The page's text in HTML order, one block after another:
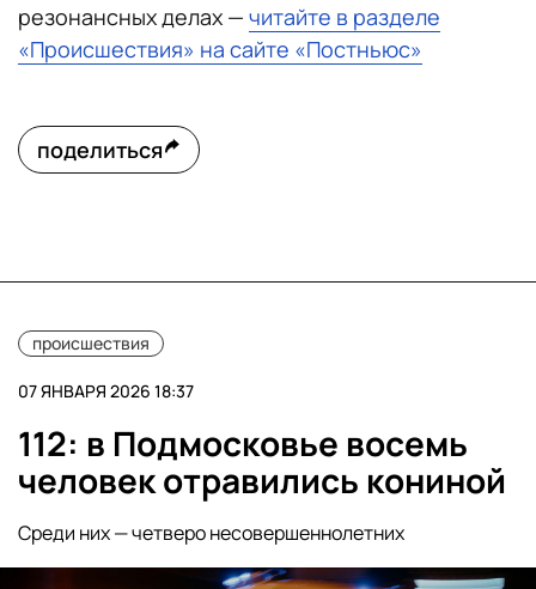
резонансных делах — читайте в разделе
«Происшествия» на сайте «Постньюс»
поделиться
происшествия
07 ЯНВАРЯ 2026 18:37
112: в Подмосковье восемь
человек отравились кониной
Среди них — четверо несовершеннолетних